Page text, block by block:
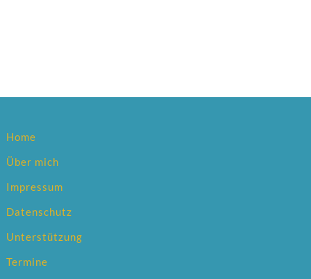
Home
Über mich
Impressum
Datenschutz
Unterstützung
Termine